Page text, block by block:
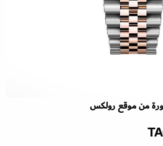
من موقع رولكس